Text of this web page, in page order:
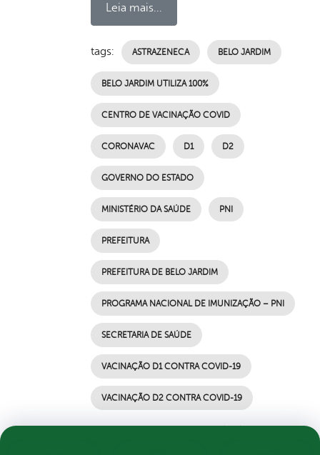
Leia mais...
tags: ASTRAZENECA BELO JARDIM
BELO JARDIM UTILIZA 100%
CENTRO DE VACINAÇÃO COVID
CORONAVAC D1 D2
GOVERNO DO ESTADO
MINISTÉRIO DA SAÚDE PNI
PREFEITURA
PREFEITURA DE BELO JARDIM
PROGRAMA NACIONAL DE IMUNIZAÇÃO – PNI
SECRETARIA DE SAÚDE
VACINAÇÃO D1 CONTRA COVID-19
VACINAÇÃO D2 CONTRA COVID-19